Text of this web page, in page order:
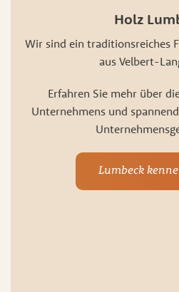
Holz
Wir sind ein traditionsreiches
aus Velbert-
Erfahren Sie mehr über
Unternehmens und
Lumbeck